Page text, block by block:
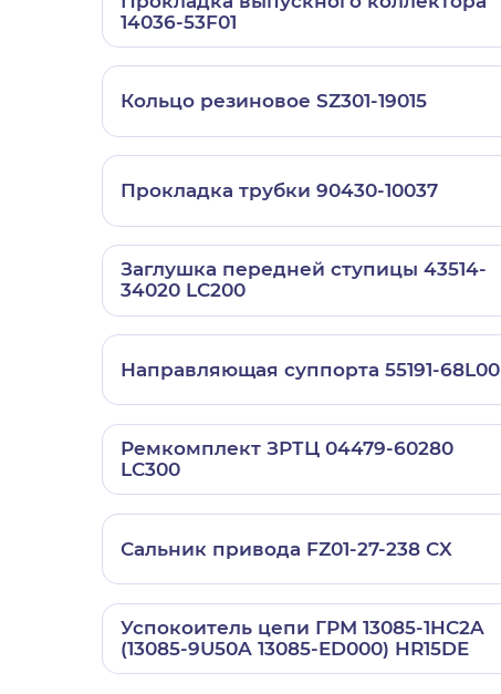
14036-53F01
Кольцо резиновое SZ301-19015
Прокладка трубки 90430-10037
Заглушка передней ступицы 43514-
34020 LC200
Направляющая суппорта 55191-68L00
Ремкомплект ЗРТЦ 04479-60280
LC300
Сальник привода FZ01-27-238 CX
Успокоитель цепи ГРМ 13085-1HC2A
(13085-9U50A 13085-ED000) HR15DE